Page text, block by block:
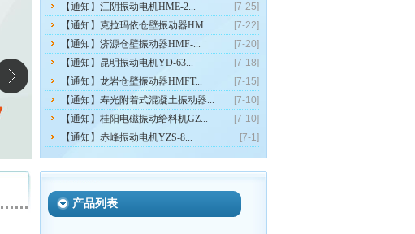
[7-25]
【通知】江阴振动电机HME-2...
[7-22]
【通知】克拉玛依仓壁振动器HM...
[7-20]
【通知】济源仓壁振动器HMF-...
[7-18]
【通知】昆明振动电机YD-63...
[7-15]
【通知】龙岩仓壁振动器HMFT...
[7-10]
【通知】寿光附着式混凝土振动器...
[7-10]
【通知】桂阳电磁振动给料机GZ...
[7-1]
【通知】赤峰振动电机YZS-8...
产品列表